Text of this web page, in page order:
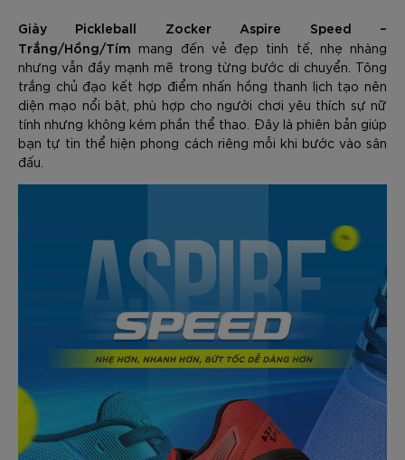
Giày Pickleball Zocker Aspire Speed –
Trắng/Hồng/Tím mang đến vẻ đẹp tinh tế, nhẹ nhàng
nhưng vẫn đầy mạnh mẽ trong từng bước di chuyển. Tông
trắng chủ đạo kết hợp điểm nhấn hồng thanh lịch tạo nên
diện mạo nổi bật, phù hợp cho người chơi yêu thích sự nữ
tính nhưng không kém phần thể thao. Đây là phiên bản giúp
bạn tự tin thể hiện phong cách riêng mỗi khi bước vào sân
đấu.